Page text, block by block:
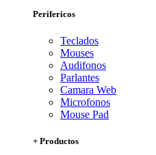
Perifericos
Teclados
Mouses
Audifonos
Parlantes
Camara Web
Microfonos
Mouse Pad
+ Productos